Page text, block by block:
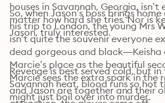
houses in Savannah, Georgia,
matter how hard she tries. Nor is
Jason, truly interested.
So, when Jason’s boss brings
his trip to London, the young Mrs
isn’t quite the souvenir everyone
dead gorgeous and black—Keisha
Marcie’s place as the beautiful
Marcie sees the extra spark in the
and Jason are together and their
Revenge is best served cold, but
Savannah heat, blood runs so hot
might just boil over into murder.